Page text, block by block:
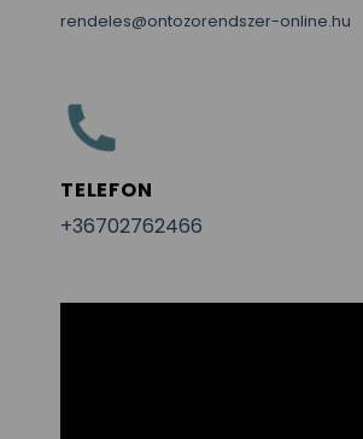
rendeles@ontozorendszer-online.hu
TELEFON
+36702762466